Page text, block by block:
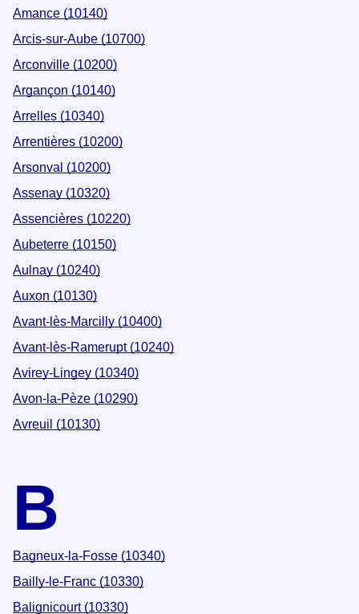
Amance (10140)
Arcis-sur-Aube (10700)
Arconville (10200)
Argançon (10140)
Arrelles (10340)
Arrentières (10200)
Arsonval (10200)
Assenay (10320)
Assencières (10220)
Aubeterre (10150)
Aulnay (10240)
Auxon (10130)
Avant-lès-Marcilly (10400)
Avant-lès-Ramerupt (10240)
Avirey-Lingey (10340)
Avon-la-Pèze (10290)
Avreuil (10130)
B
Bagneux-la-Fosse (10340)
Bailly-le-Franc (10330)
Balignicourt (10330)